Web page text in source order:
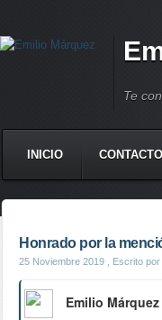
Te
INICIO CONTACTO
Honrado por la
25 Noviembre 2019 , Escrito
Emilio Márquez